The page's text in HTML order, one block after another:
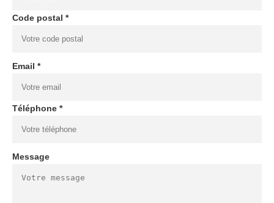
Code postal *
Email *
Téléphone *
Message